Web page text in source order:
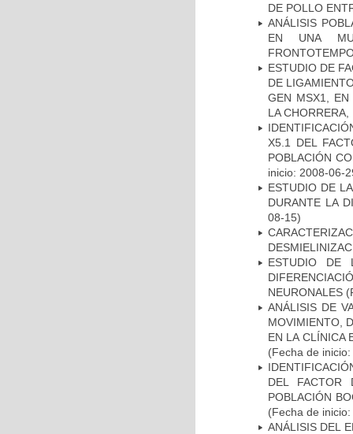
DE POLLO
ANÁLISIS
EN UNA
ESTUDIO DE
DE
GEN MSX1, EN
LA
X5.1 DEL
POBLACIÓN
inicio: 2008-06-
ESTUDIO DE
DURANTE LA
08-15)
ESTUDIO DE
NEURONALES
ANÁLISIS DE
MOVIMIENTO,
EN LA CLÍNICA
(Fecha de
DEL FACTOR
POBLACIÓN
(Fecha de
ANÁLISIS DEL